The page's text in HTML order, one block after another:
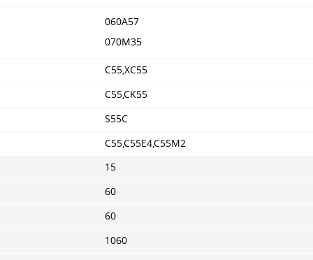
060A57
070M35
C55,XC55
C55,CK55
S55C
C55,C55E4,C55M2
15
60
60
1060